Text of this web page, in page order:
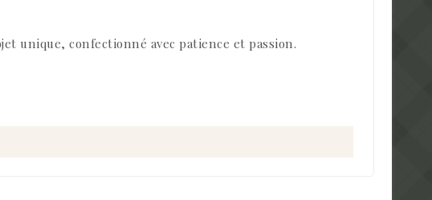
unique, confectionné avec patience et passion.